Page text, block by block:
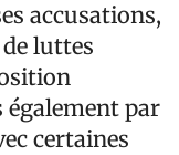
accusations,
luttes
par
certaines